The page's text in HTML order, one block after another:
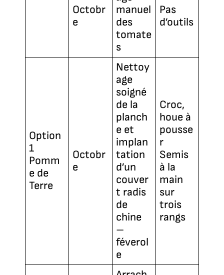
Octobr
e
manuel
des
tomate
s
Pas
d’outils
Option
1
Pomm
e de
Terre
Octobr
e
Nettoy
age
soigné
de la
planch
e et
implan
tation
d’un
couver
t radis
de
chine
–
féverol
e
Croc,
houe à
pousse
r
Semis
à la
main
sur
trois
rangs